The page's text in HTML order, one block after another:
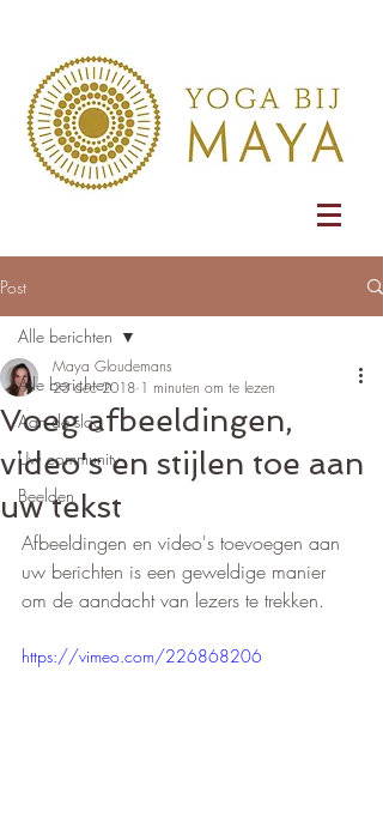
Post
Alle berichten
Aan de slag
Uw community
Beelden
Alle berichten
Voeg afbeeldingen,
video's en stijlen toe aan
uw tekst
Maya Gloudemans
23 dec 2018 1 minuten om te lezen
Afbeeldingen en video's toevoegen aan
uw berichten is een geweldige manier
om de aandacht van lezers te trekken.
https://vimeo.com/226868206